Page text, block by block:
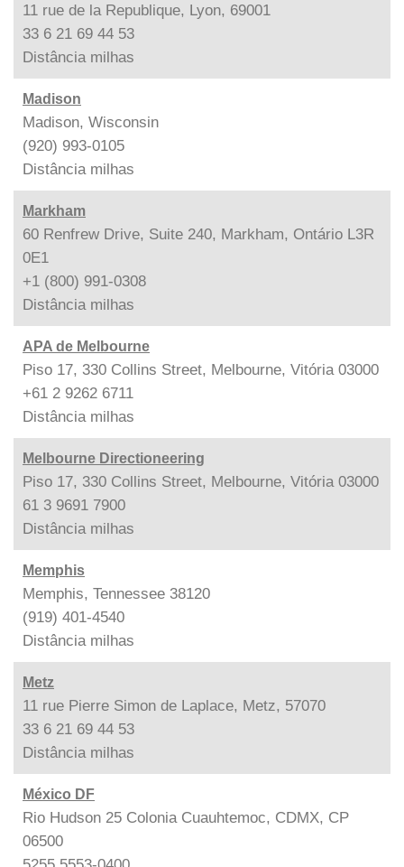
11 rue de la Republique, Lyon, 69001
33 6 21 69 44 53
Distância milhas
Madison
Madison, Wisconsin
(920) 993-0105
Distância milhas
Markham
60 Renfrew Drive, Suite 240, Markham, Ontário L3R
0E1
+1 (800) 991-0308
Distância milhas
APA de Melbourne
Piso 17, 330 Collins Street, Melbourne, Vitória 03000
+61 2 9262 6711
Distância milhas
Melbourne Directioneering
Piso 17, 330 Collins Street, Melbourne, Vitória 03000
61 3 9691 7900
Distância milhas
Memphis
Memphis, Tennessee 38120
(919) 401-4540
Distância milhas
Metz
11 rue Pierre Simon de Laplace, Metz, 57070
33 6 21 69 44 53
Distância milhas
México DF
Rio Hudson 25 Colonia Cuauhtemoc, CDMX, CP
06500